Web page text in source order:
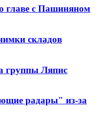
главе с Пашиняном
складов
группы Ляпис
радары" из-за